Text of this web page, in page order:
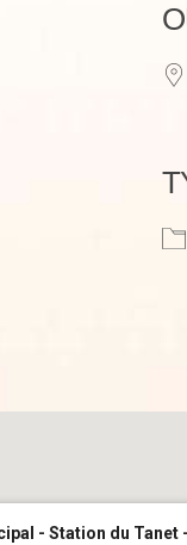
- Station du Tanet